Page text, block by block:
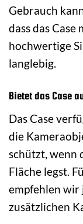
Gebrauch
dass das Case
hochwertige
langlebig.
Bietet das Case
Das Case
die
schützt, wenn
Fläche legst.
empfehlen wir
zusätzlichen